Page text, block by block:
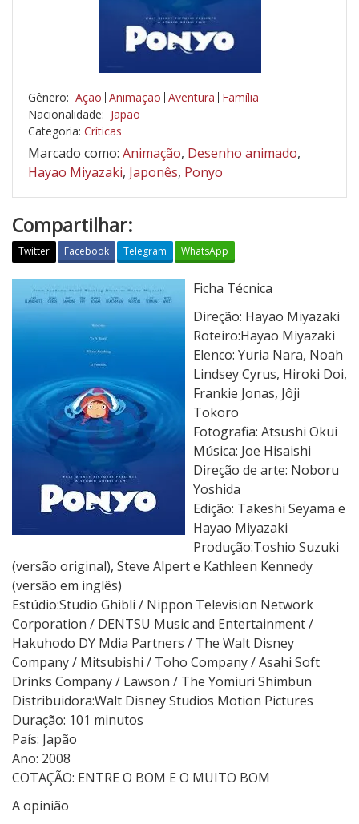
Gênero: Ação Animação Aventura Família
Nacionalidade: Japão
Categoria: Críticas
Marcado como: Animação, Desenho animado,
Hayao Miyazaki, Japonês, Ponyo
Compartilhar:
Twitter Facebook Telegram WhatsApp
o
n
m
a
a
e
q
u
e
v
e
i
o
d
o
m
a
r
Ficha Técnica
Direção: Hayao Miyazaki
Roteiro:Hayao Miyazaki
Elenco: Yuria Nara, Noah
Lindsey Cyrus, Hiroki Doi,
Frankie Jonas, Jôji
Tokoro
Fotografia: Atsushi Okui
Música: Joe Hisaishi
Direção de arte: Noboru
Yoshida
Edição: Takeshi Seyama e
Hayao Miyazaki
Produção:Toshio Suzuki
(versão original), Steve Alpert e Kathleen Kennedy
(versão em inglês)
Estúdio:Studio Ghibli / Nippon Television Network
Corporation / DENTSU Music and Entertainment /
Hakuhodo DY Mdia Partners / The Walt Disney
Company / Mitsubishi / Toho Company / Asahi Soft
Drinks Company / Lawson / The Yomiuri Shimbun
Distribuidora:Walt Disney Studios Motion Pictures
Duração: 101 minutos
País: Japão
Ano: 2008
COTAÇÃO: ENTRE O BOM E O MUITO BOM
A opinião